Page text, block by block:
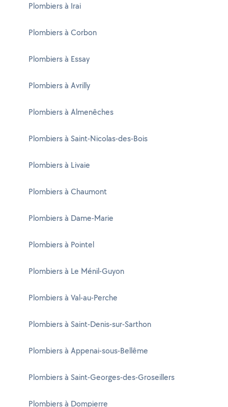
Plombiers à Irai
Plombiers à Corbon
Plombiers à Essay
Plombiers à Avrilly
Plombiers à Almenêches
Plombiers à Saint-Nicolas-des-Bois
Plombiers à Livaie
Plombiers à Chaumont
Plombiers à Dame-Marie
Plombiers à Pointel
Plombiers à Le Ménil-Guyon
Plombiers à Val-au-Perche
Plombiers à Saint-Denis-sur-Sarthon
Plombiers à Appenai-sous-Bellême
Plombiers à Saint-Georges-des-Groseillers
Plombiers à Dompierre